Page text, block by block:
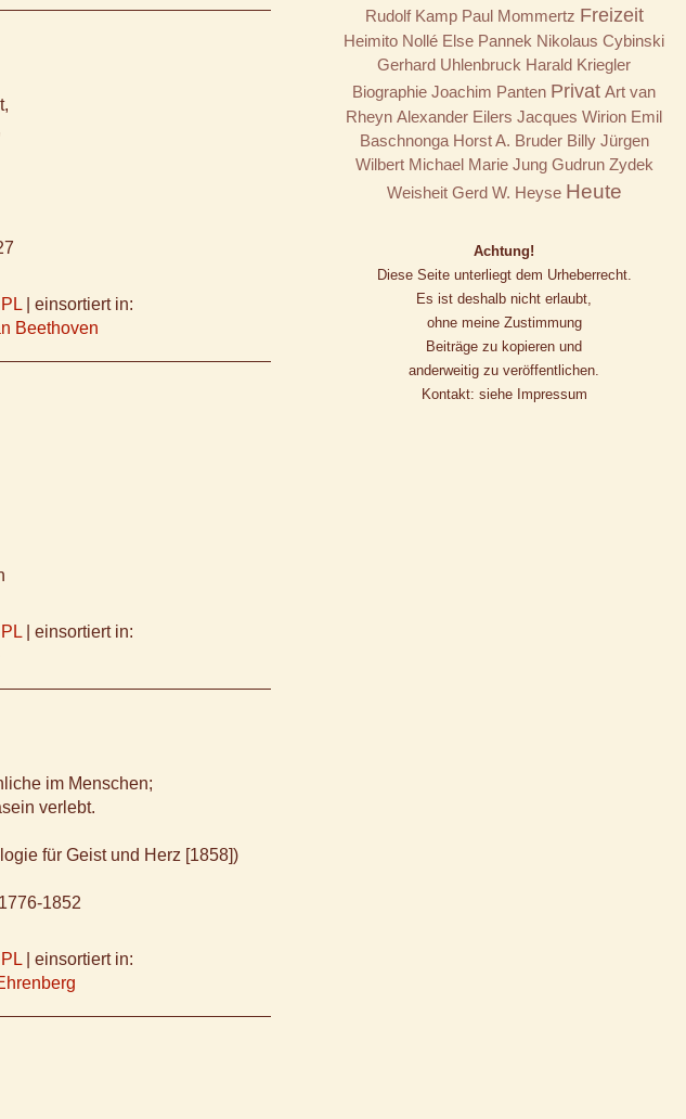
PL
einsortiert in:
Beethoven
PL
einsortiert in:
im Menschen;
verlebt.
für Geist und Herz [1858])
1852
PL
einsortiert in:
Rudolf Kamp Paul Mommertz Freizeit
Heimito Nollé Else Pannek Nikolaus Cybinski
Gerhard Uhlenbruck Harald Kriegler
Biographie Joachim Panten Privat Art van
Rheyn Alexander Eilers Jacques Wirion Emil
Baschnonga Horst A. Bruder Billy Jürgen
Wilbert Michael Marie Jung Gudrun Zydek
Weisheit Gerd W. Heyse Heute
Achtung!
Diese Seite unterliegt dem Urheberrecht.
Es ist deshalb nicht erlaubt,
ohne meine Zustimmung
Beiträge zu kopieren und
anderweitig zu veröffentlichen.
Kontakt: siehe Impressum